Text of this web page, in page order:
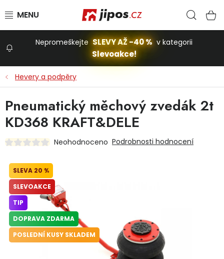
Stavba a dům
Dílna
Domácnost
Dětská hřiště
Nepromeškejte SLEVY AŽ -40 % v kategorii
Slevoakce!
Hevery a podpěry
Pneumatický měchový zvedák 2t
KD368 KRAFT&DELE
Neohodnoceno Podrobnosti hodnocení
20 %
SLEVOAKCE
TIP
DOPRAVA ZDARMA
POSLEDNÍ KUSY SKLADEM